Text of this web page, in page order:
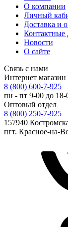
О компании
Личный
Доставка и
Контактные
Новости
О сайте
Связь с нами
Интернет магазин
8 (800) 600-7-925
пн - пт 9-00 до 18-
Оптовый отдел
8 (800) 250-7-925
157940
пгт. Красное-на-